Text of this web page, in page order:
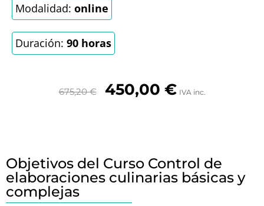
Modalidad: online
Duración: 90 horas
675,20€ 450,00 € IVA inc.
Objetivos del Curso Control de
elaboraciones culinarias básicas y
complejas